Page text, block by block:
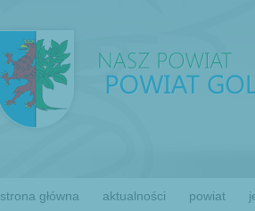
strona główna aktualności powiat